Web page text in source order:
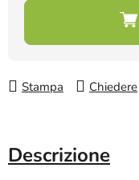
Prezzo della misura:
Stampa Chiedere
Descrizione